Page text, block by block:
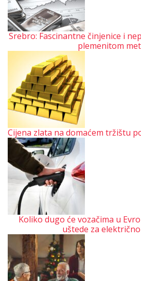
Srebro: Fascinantne činjenice i
plemenitom
Cijena zlata na domaćem tržištu
Koliko dugo će vozačima u
uštede za